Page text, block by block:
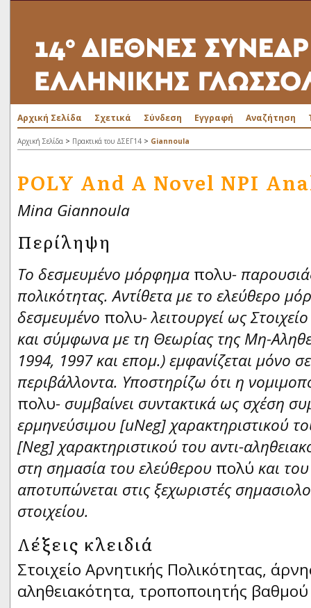
Αρχική Σελίδα Σχετικά Σύνδεση Εγγραφή Αναζήτηση
Αρχική Σελίδα > Πρακτικά του ΔΣΕΓ14 > Giannoula
POLY And A Novel NPI
Mina Giannoula
Περίληψη
Το δεσμευμένο μόρφημα πολυ-
πολικότητας. Αντίθετα με το ελεύθερο
δεσμευμένο πολυ- λειτουργεί ως
και σύμφωνα με τη Θεωρίας της Μη-
1994, 1997 και επομ.) εμφανίζεται μόνο
περιβάλλοντα. Υποστηρίζω ότι η
πολυ- συμβαίνει συντακτικά ως σχέση
ερμηνεύσιμου [uNeg] χαρακτηριστικού
[Neg] χαρακτηριστικού του αντι-
στη σημασία του ελεύθερου πολύ και
αποτυπώνεται στις ξεχωριστές
στοιχείου.
Λέξεις κλειδιά
Στοιχείο Aρνητικής Πολικότητας,
αληθειακότητα, τροποποιητής βαθμού